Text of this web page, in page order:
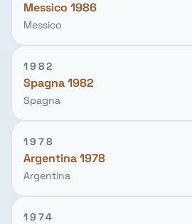
Messico 1986
Messico
1982
Spagna 1982
Spagna
1978
Argentina 1978
Argentina
1974